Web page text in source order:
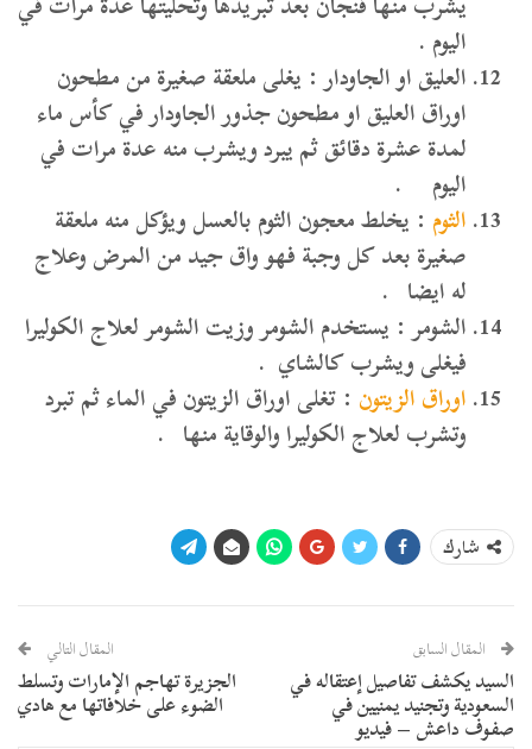
اليوم .
العليق او الجاودار : يغلى ملعقة صغيرة من مطحون
اوراق العليق او مطحون جذور الجاودار في كأس ماء
لمدة عشرة دقائق ثم يبرد ويشرب منه عدة مرات في
اليوم .
الثوم : يخلط معجون الثوم بالعسل ويؤكل منه ملعقة
صغيرة بعد كل وجبة فهو واق جيد من المرض وعلاج
له ايضا .
الشومر : يستخدم الشومر وزيت الشومر لعلاج الكوليرا
فيغلى ويشرب كالشاي .
اوراق الزيتون : تغلى اوراق الزيتون في الماء ثم تبرد
وتشرب لعلاج الكوليرا والوقاية منها .
شارك
المقال السابق
السيد يكشف تفاصيل إعتقاله في
السعودية وتجنيد يمنيين في
صفوف داعش – فيديو
المقال التالي
الجزيرة تهاجم الإمارات وتسلط
الضوء على خلافاتها مع هادي